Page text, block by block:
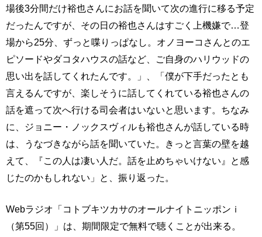
場後3分間だけ裕也さんにお話を聞いて次の進行に移る予定
だったんですが、その日の裕也さんはすごく上機嫌で…登
場から25分、ずっと喋りっぱなし。オノヨーコさんとのエ
ピソードやダコタハウスの話など、ご自身のハリウッドの
思い出を話してくれたんです。」、「僕が下手だったとも
言えるんですが、楽しそうに話してくれている裕也さんの
話を遮って次へ行ける司会者はいないと思います。ちなみ
に、ジョニー・ノックスヴィルも裕也さんが話している時
は、うなづきながら話を聞いていた。きっと言葉の壁を越
えて、『この人は凄い人だ。話を止めちゃいけない』と感
じたのかもしれない」と、振り返った。
Webラジオ「コトブキツカサのオールナイトニッポンｉ
（第55回）」は、期間限定で無料で聴くことが出来る。